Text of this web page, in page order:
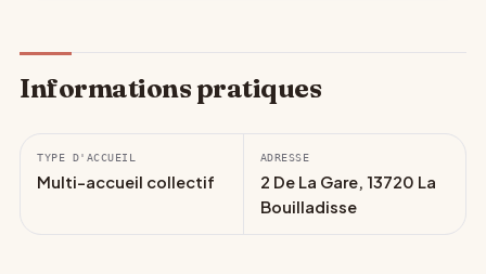
Informations pratiques
TYPE D'ACCUEIL
Multi-accueil collectif
ADRESSE
2 De La Gare, 13720 La
Bouilladisse